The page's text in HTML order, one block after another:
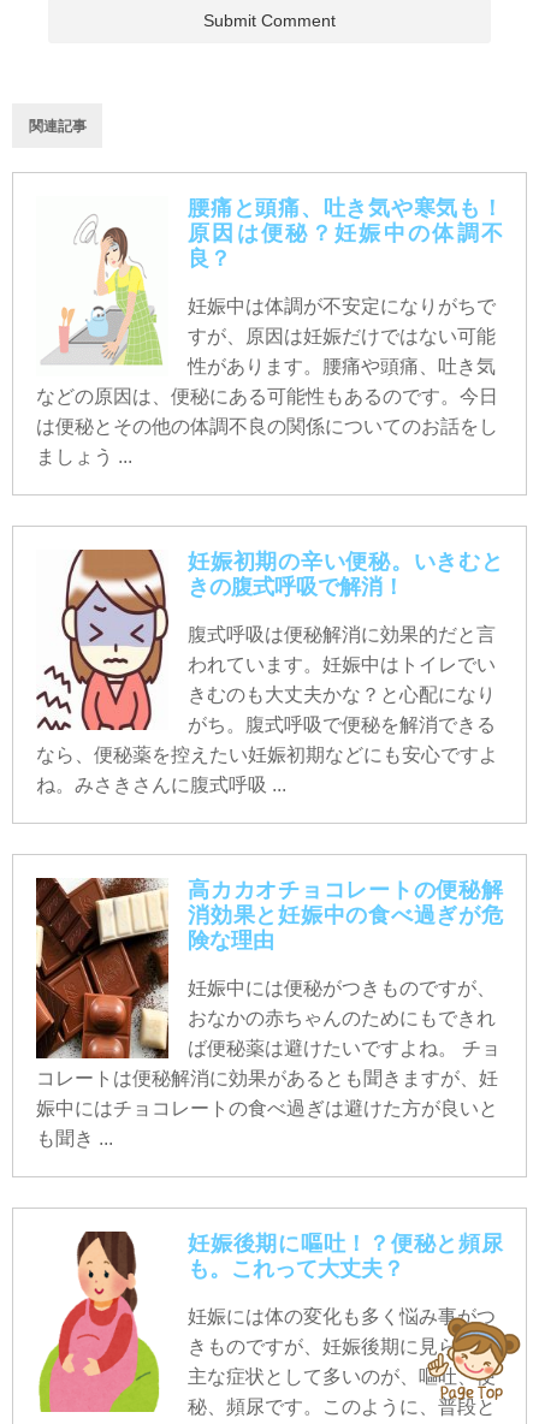
関連記事
腰痛と頭痛、吐き気や寒気も！
原因は便秘？妊娠中の体調不
良？
妊娠中は体調が不安定になりがちで
すが、原因は妊娠だけではない可能
性があります。腰痛や頭痛、吐き気
などの原因は、便秘にある可能性もあるのです。今日
は便秘とその他の体調不良の関係についてのお話をし
ましょう ...
妊娠初期の辛い便秘。いきむと
きの腹式呼吸で解消！
腹式呼吸は便秘解消に効果的だと言
われています。妊娠中はトイレでい
きむのも大丈夫かな？と心配になり
がち。腹式呼吸で便秘を解消できる
なら、便秘薬を控えたい妊娠初期などにも安心ですよ
ね。みさきさんに腹式呼吸 ...
高カカオチョコレートの便秘解
消効果と妊娠中の食べ過ぎが危
険な理由
妊娠中には便秘がつきものですが、
おなかの赤ちゃんのためにもできれ
ば便秘薬は避けたいですよね。 チョ
コレートは便秘解消に効果があるとも聞きますが、妊
娠中にはチョコレートの食べ過ぎは避けた方が良いと
も聞き ...
妊娠後期に嘔吐！？便秘と頻尿
も。これって大丈夫？
妊娠には体の変化も多く悩み事がつ
きものですが、妊娠後期に見られる
主な症状として多いのが、嘔吐、便
秘、頻尿です。このように、普段と